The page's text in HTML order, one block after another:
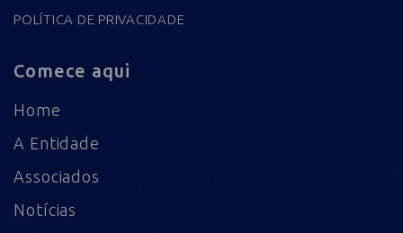
POLÍTICA DE PRIVACIDADE
Comece aqui
Home
A Entidade
Associados
Notícias